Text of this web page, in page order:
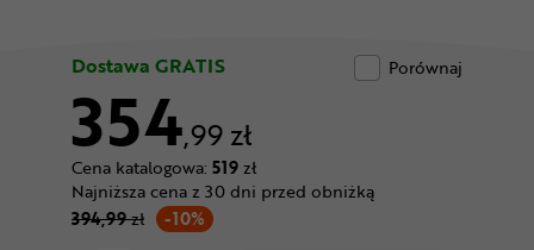
Dostawa GRATIS Porównaj
354,99 zł
Cena katalogowa: 519zł
-10%
Najniższa cena z 30 dni przed obniżką
394,99zł